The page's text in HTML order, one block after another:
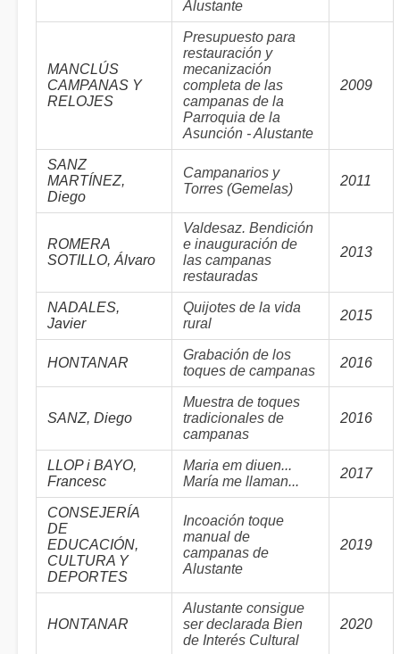
Alustante
MANCLÚS
CAMPANAS Y
RELOJES
Presupuesto para
restauración y
mecanización
completa de las
campanas de la
Parroquia de la
Asunción - Alustante
2009
SANZ
MARTÍNEZ,
Diego
Campanarios y
Torres (Gemelas)
2011
ROMERA
SOTILLO, Álvaro
Valdesaz. Bendición
e inauguración de
las campanas
restauradas
2013
NADALES,
Javier
Quijotes de la vida
rural
2015
HONTANAR
Grabación de los
toques de campanas
2016
SANZ, Diego
Muestra de toques
tradicionales de
campanas
2016
LLOP i BAYO,
Francesc
Maria em diuen...
María me llaman...
2017
CONSEJERÍA
DE
EDUCACIÓN,
CULTURA Y
DEPORTES
Incoación toque
manual de
campanas de
Alustante
2019
HONTANAR
Alustante consigue
ser declarada Bien
de Interés Cultural
2020